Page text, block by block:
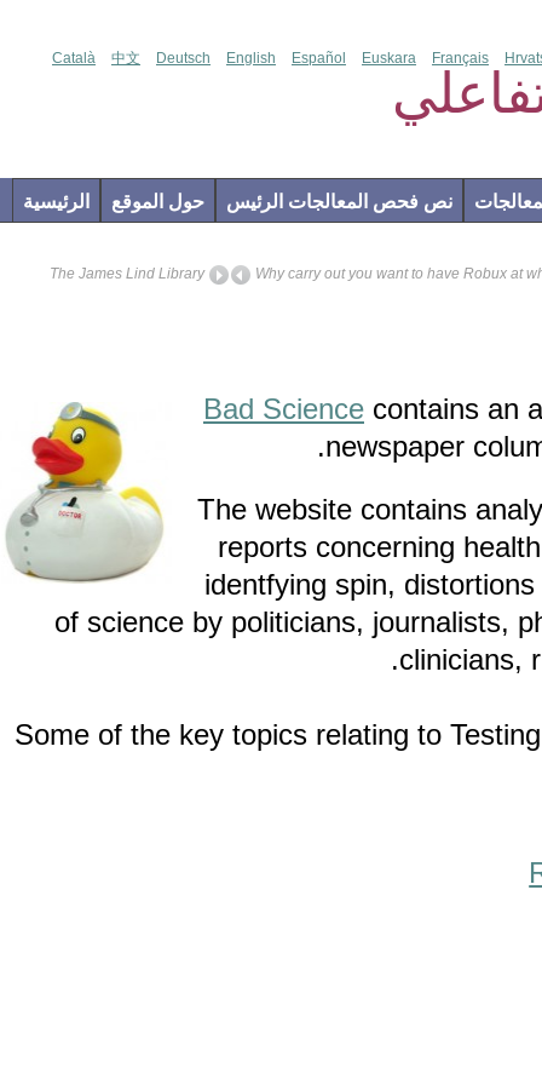
Català 中文 Deutsch English Español Euskara Français
الرئيسية حول الموقع نص فحص المعالجات الرئيس
Why carry out you want to have
The James Lind Library
Bad Sciencecontains
newspaper
The website contains
reports concerning
identfying spin,
of science by politicians,
Some of the key topics relating to